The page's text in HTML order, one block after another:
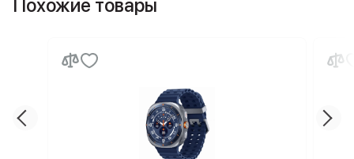
Похожие товары